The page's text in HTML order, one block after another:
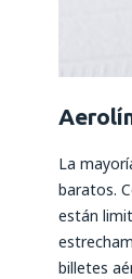
La
baratos.
están
billetes